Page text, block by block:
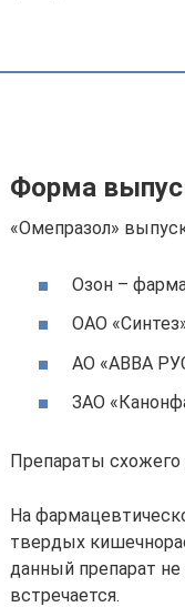
Форма
«Омепразол»
Озон –
ОАО
АО «АВВА
ЗАО
Препараты схожего
На
твердых
данный препарат
встречается.